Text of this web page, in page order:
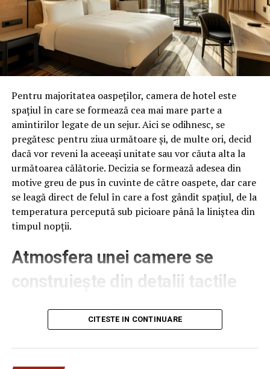
Pentru majoritatea oaspeților, camera de hotel este
spațiul în care se formează cea mai mare parte a
amintirilor legate de un sejur. Aici se odihnesc, se
pregătesc pentru ziua următoare și, de multe ori, decid
dacă vor reveni la aceeași unitate sau vor căuta alta la
următoarea călătorie. Decizia se formează adesea din
motive greu de pus în cuvinte de către oaspete, dar care
se leagă direct de felul în care a fost gândit spațiul, de la
temperatura percepută sub picioare până la liniștea din
timpul nopții.
Atmosfera unei camere se
construiește din detalii tactile
Contactul direct cu pardoseala este una dintre primele
senzații fizice pe care le are un oaspete atunci când
pe drum, seara târziu. Textura și moliciunea potrivite,
oferite democheta hotel
CITESTE IN CONTINUARE